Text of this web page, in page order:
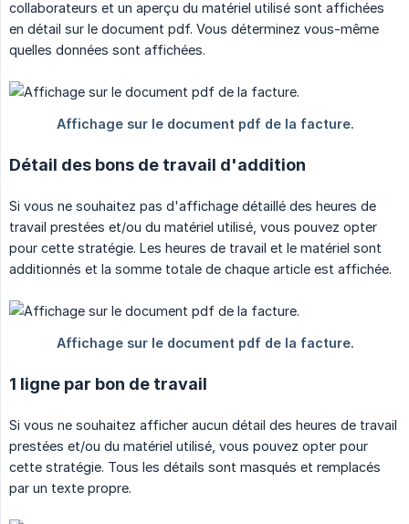
collaborateurs et un aperçu du matériel utilisé sont affichées
en détail sur le document pdf. Vous déterminez vous-même
quelles données sont affichées.
Détail des bons de travail d'addition
Si vous ne souhaitez pas d'affichage détaillé des heures de
travail prestées et/ou du matériel utilisé, vous pouvez opter
pour cette stratégie. Les heures de travail et le matériel sont
additionnés et la somme totale de chaque article est affichée.
1 ligne par bon de travail
Si vous ne souhaitez afficher aucun détail des heures de travail
prestées et/ou du matériel utilisé, vous pouvez opter pour
cette stratégie. Tous les détails sont masqués et remplacés
par un texte propre.